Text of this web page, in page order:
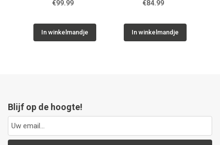
€99.99
In winkelmandje
€84.99
In winkelmandje
Blijf op de hoogte!